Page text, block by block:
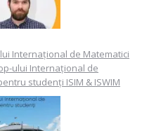
Internațional de Matematici
ului Internațional de
studenți ISIM & ISWIM